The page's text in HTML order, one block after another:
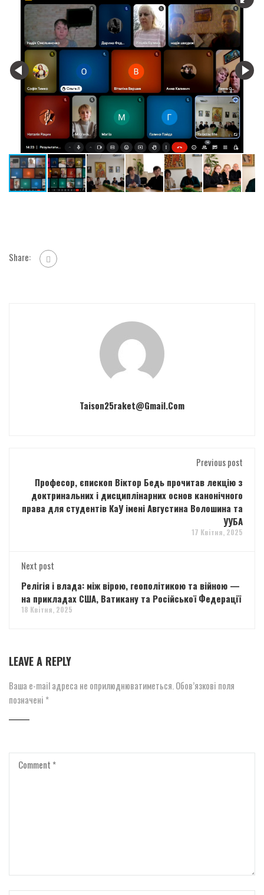
Share:
Taison25raket@gmail.com
Previous post
Професор, єпископ Віктор Бедь прочитав лекцію з
доктринальних і дисциплінарних основ канонічного
права для студентів КаУ імені Августина Волошина та
УУБА
17 Квітня, 2025
Next post
Релігія і влада: між вірою, геополітикою та війною —
на прикладах США, Ватикану та Російської Федерації
18 Квітня, 2025
LEAVE A REPLY
Ваша e-mail адреса не оприлюднюватиметься. Обов’язкові поля
позначені *